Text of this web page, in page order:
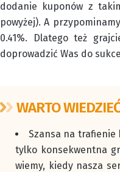
dodanie kuponów z
powyżej). A
0.41%. Dlatego też
doprowadzić Was do
WARTO
Szansa na trafienie
tylko konsekwentna
wiemy, kiedy nasza